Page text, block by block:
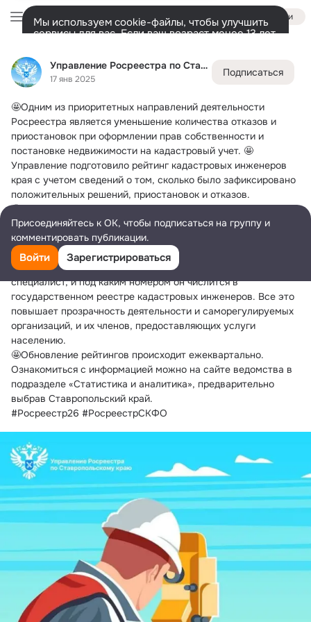
Управление Росреестра по Ставропольскому краю
17 янв 2025
Подписаться
🤩Одним из приоритетных направлений деятельности
Росреестра является уменьшение количества отказов и
приостановок при оформлении прав собственности и
постановке недвижимости на кадастровый учет. 🤩
Управление подготовило рейтинг кадастровых инженеров
края с учетом сведений о том, сколько было зафиксировано
положительных решений, приостановок и отказов.
🤩Каждому ставропольцу доступна информация о
специалистах, которые работают в регионе, и насколько
эффективно они это делают, что должно уменьшить риски
при выборе подходящего кадастрового инженера.
💡Также рейтинг позволит узнать, в какой СРО работает
специалист, и под каким номером он числится в
государственном реестре кадастровых инженеров. Все это
повышает прозрачность деятельности и саморегулируемых
организаций, и их членов, предоставляющих услуги
населению.
🤩Обновление рейтингов происходит ежеквартально.
Ознакомиться с информацией можно на сайте ведомства в
подразделе «Статистика и аналитика», предварительно
выбрав Ставропольский край.
#Росреестр26 #РосреестрСКФО
Войти
Мы используем cookie-файлы, чтобы улучшить
сервисы для вас. Если ваш возраст менее 13 лет,
представитель.
Разрешить все Настроить
Лента Участники
Дополнительная
колонка
Всё2 096 Обсуждаемые
Присоединяйтесь к ОК, чтобы подписаться на группу и
комментировать публикации.
Войти Зарегистрироваться